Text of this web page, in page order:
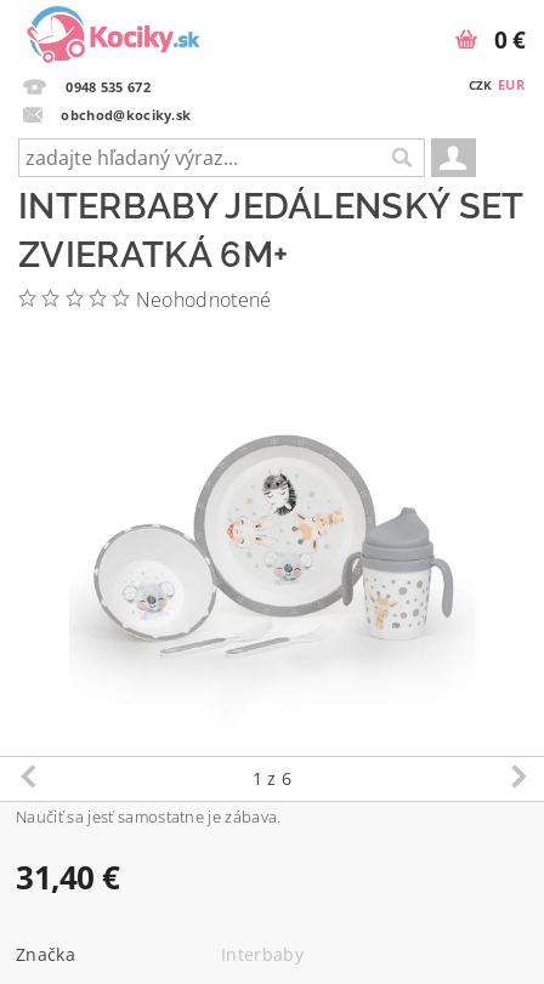
0948 535 672
obchod@kociky.sk
CZK EUR
0 €
INTERBABY JEDÁLENSKÝ SET
ZVIERATKÁ 6M+
Neohodnotené
1 z 6
Naučiť sa jesť samostatne je zábava.
31,40 €
Značka Interbaby